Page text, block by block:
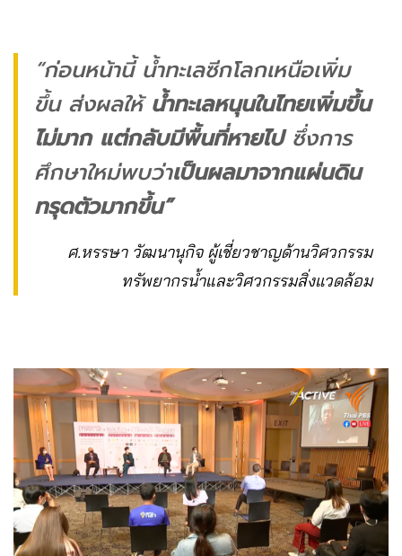
“ก่อนหน้านี้ น้ำทะเลซีกโลกเหนือเพิ่ม
ขึ้น ส่งผลให้น้ำทะเลหนุนในไทยเพิ่มขึ้น
ไม่มาก แต่กลับมีพื้นที่หายไปซึ่งการ
ศึกษาใหม่พบว่าเป็นผลมาจากแผ่นดิน
ทรุดตัวมากขึ้น”
ศ.หรรษา วัฒนานุกิจ ผู้เชี่ยวชาญด้านวิศวกรรม
ทรัพยากรน้ำและวิศวกรรมสิ่งแวดล้อม